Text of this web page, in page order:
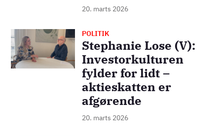
20. marts 2026
Billede POLITIK
Stephanie Lose (V):
Investorkulturen
fylder for lidt –
aktieskatten er
afgørende
20. marts 2026